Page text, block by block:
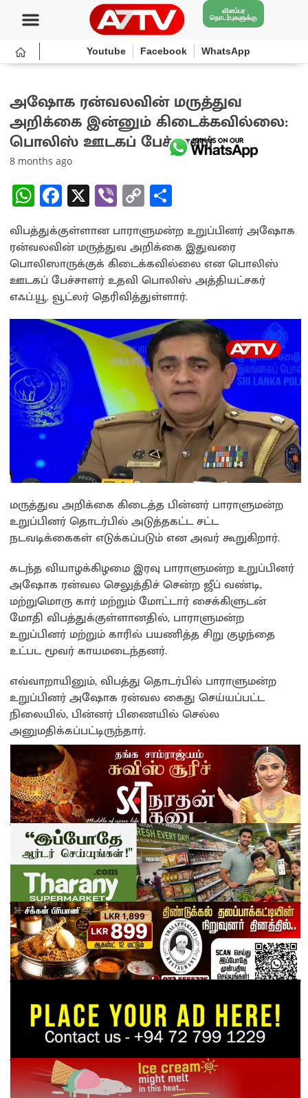
விளம்பர
தொடர்புகளுக்கு
Youtube Facebook WhatsApp
அஷோக ரன்வலவின் மருத்துவ
அறிக்கை இன்னும் கிடைக்கவில்லை:
பொலிஸ் ஊடகப் பேச்சாளர்
8 months ago
W
h
at
sA
p
p
Fa
ce
b
o
o
k
X Vi
b
er
C
o
py
Li
n
k
ar
e
விபத்துக்குள்ளான பாராளுமன்ற உறுப்பினர் அஷோக
ரன்வலவின் மருத்துவ அறிக்கை இதுவரை
பொலிஸாருக்குக் கிடைக்கவில்லை என பொலிஸ்
ஊடகப் பேச்சாளர் உதவி பொலிஸ் அத்தியட்சகர்
எஃப்.யூ. வூட்லர் தெரிவித்துள்ளார்.
மருத்துவ அறிக்கை கிடைத்த பின்னர் பாராளுமன்ற
உறுப்பினர் தொடர்பில் அடுத்தகட்ட சட்ட
நடவடிக்கைகள் எடுக்கப்படும் என அவர் கூறுகிறார்.
கடந்த வியாழக்கிழமை இரவு பாராளுமன்ற உறுப்பினர்
அஷோக ரன்வல செலுத்திச் சென்ற ஜீப் வண்டி,
மற்றுமொரு கார் மற்றும் மோட்டார் சைக்கிளுடன்
மோதி விபத்துக்குள்ளானதில், பாராளுமன்ற
உறுப்பினர் மற்றும் காரில் பயணித்த சிறு குழந்தை
உட்பட மூவர் காயமடைந்தனர்.
எவ்வாறாயினும், விபத்து தொடர்பில் பாராளுமன்ற
உறுப்பினர் அஷோக ரன்வல கைது செய்யப்பட்ட
நிலையில், பின்னர் பிணையில் செல்ல
அனுமதிக்கப்பட்டிருந்தார்.